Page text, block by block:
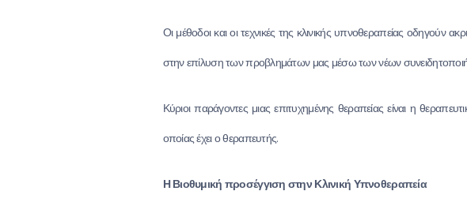
Οι μέθοδοι και οι τεχνικές της κλινικής υπνοθεραπείας
στην επίλυση των προβλημάτων μας μέσω των νέων
Κύριοι παράγοντες μιας επιτυχημένης θεραπείας είναι η
οποίας έχει ο θεραπευτής.
Η Βιοθυμική προσέγγιση στην Κλινική Υπνοθεραπεία